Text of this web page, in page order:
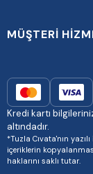
MÜŞTERİ
Kredi kartı
altındadır.
*Tuzla Cıvata'nın
içeriklerin
haklarını saklı tutar.